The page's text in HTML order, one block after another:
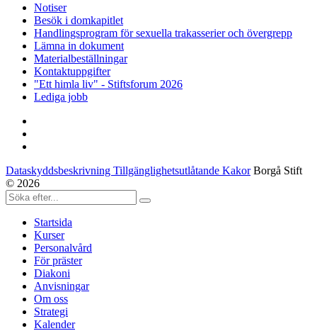
Notiser
Besök i domkapitlet
Handlingsprogram för sexuella trakasserier och övergrepp
Lämna in dokument
Materialbeställningar
Kontaktuppgifter
"Ett himla liv" - Stiftsforum 2026
Lediga jobb
Dataskyddsbeskrivning Tillgänglighetsutlåtande Kakor Borgå Stift
© 2026
Startsida
Kurser
Personalvård
För präster
Diakoni
Anvisningar
Om oss
Strategi
Kalender